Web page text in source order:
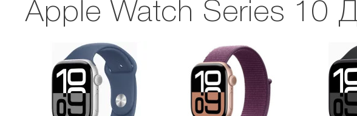
Apple Watch Series 10